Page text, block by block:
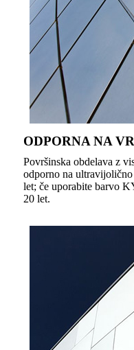
ODPORNA NA
Površinska obdelava z
odporno na
let; če uporabite barvo
20 let.